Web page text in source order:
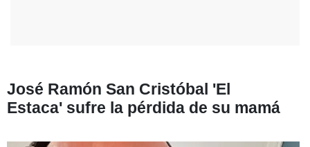
José Ramón San Cristóbal 'El
Estaca' sufre la pérdida de su mamá